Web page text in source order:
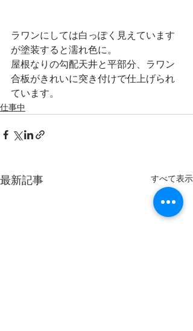
ラワンにしては白っぽく見えています
が塗装すると濡れ色に。
屋根なりの勾配天井と平部分、ラワン
合板がきれいに突き付けで仕上げられ
ています。
仕事中
最新記事 すべて表示